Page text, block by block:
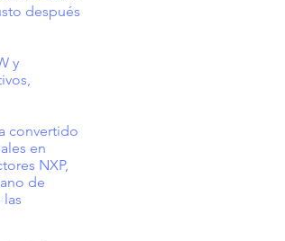
después
y
convertido
en
NXP,
de